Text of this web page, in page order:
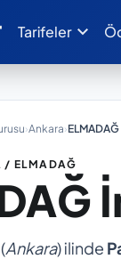
Tarifeler expand_more
›Ankara›ELMADAĞ
/ ELMADAĞ
Ankara) ilinde